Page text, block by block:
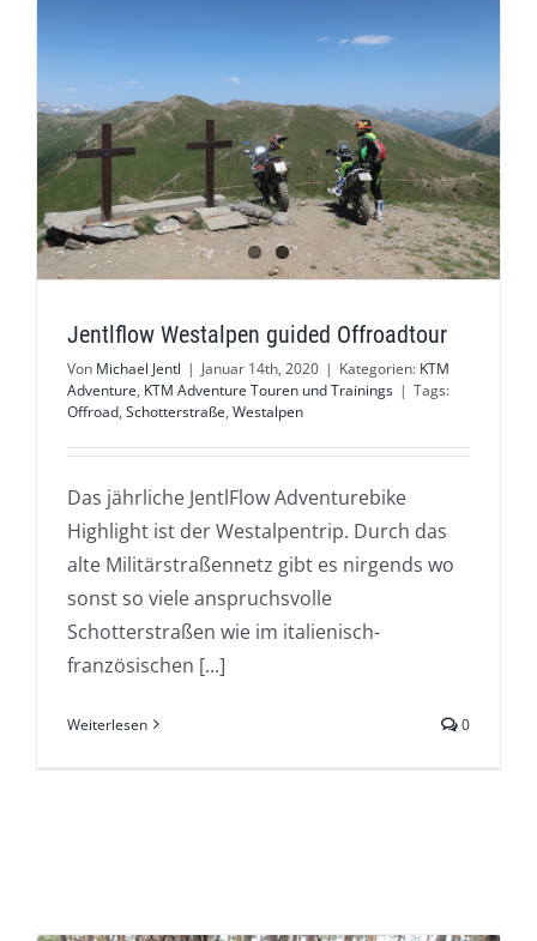
Jentlflow Westalpen guided Offroadtour
Von Michael Jentl | Januar 14th, 2020 | Kategorien: KTM
Adventure, KTM Adventure Touren und Trainings | Tags:
Offroad, Schotterstraße, Westalpen
Das jährliche JentlFlow Adventurebike
Highlight ist der Westalpentrip. Durch das
alte Militärstraßennetz gibt es nirgends wo
sonst so viele anspruchsvolle
Schotterstraßen wie im italienisch-
französischen [...]
Weiterlesen 0